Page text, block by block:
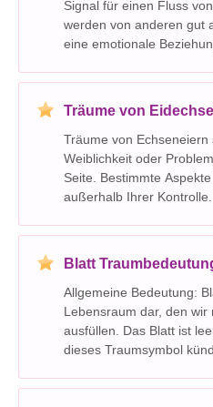
Signal für einen Fluss
werden von anderen gut
eine emotionale
Ideen. Sie sind bereit für
Träume von
Träume von Echseneiern
Weiblichkeit oder
Seite. Bestimmte
außerhalb Ihrer
bezieht sich auf Liebe,
Blatt
Allgemeine Bedeutung: Blatt (Papier) stellt den
Lebensraum dar, den
ausfüllen. Das Blatt ist
dieses Traumsymbol
beschriebene Seite